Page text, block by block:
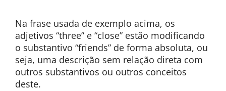
Na frase usada de exemplo acima, os
adjetivos “three” e “close” estão modificando
o substantivo “friends” de forma absoluta, ou
seja, uma descrição sem relação direta com
outros substantivos ou outros conceitos
deste.